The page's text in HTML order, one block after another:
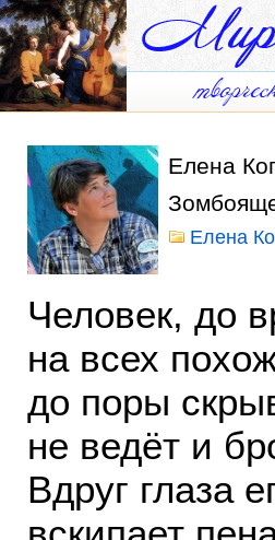
Елена
Елена
Человек, до
на всех
до поры
не ведёт и
Вдруг глаза